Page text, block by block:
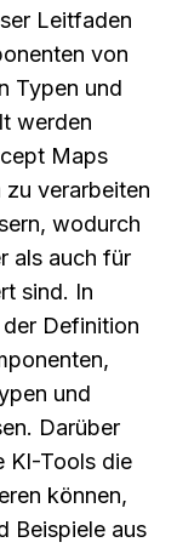
Leitfaden
von
Typen und
werden
Maps
verarbeiten
wodurch
als auch für
sind. In
Definition
und
Darüber
KI-Tools die
können,
Beispiele aus